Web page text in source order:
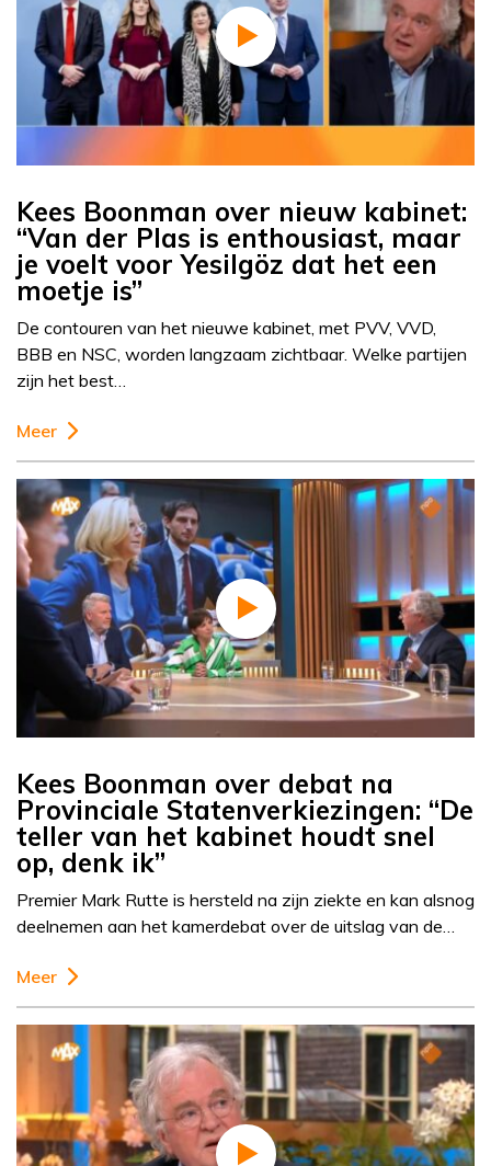
Kees Boonman over nieuw kabinet:
“Van der Plas is enthousiast, maar
je voelt voor Yesilgöz dat het een
moetje is”
De contouren van het nieuwe kabinet, met PVV, VVD,
BBB en NSC, worden langzaam zichtbaar. Welke partijen
zijn het best…
Meer
Kees Boonman over debat na
Provinciale Statenverkiezingen: “De
teller van het kabinet houdt snel
op, denk ik”
Premier Mark Rutte is hersteld na zijn ziekte en kan alsnog
deelnemen aan het kamerdebat over de uitslag van de…
Meer